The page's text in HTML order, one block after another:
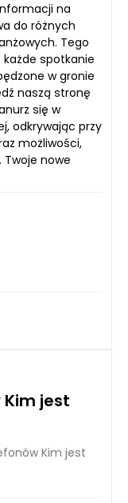
na
do różnych
Tego
spotkanie
w gronie
naszą stronę
się w
odkrywając przy
możliwości,
nowe
jest
Kim jest